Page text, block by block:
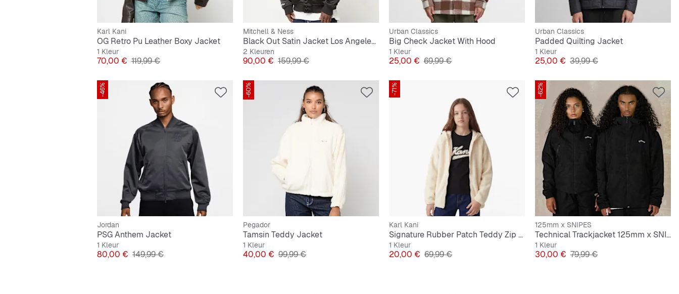
Karl Kani
OG Retro Pu Leather Boxy Jacket
1 Kleur
Prijs
70,00 € Originele Prijs
119,99 €
Mitchell & Ness
Black Out Satin Jacket Los Angeles Lakers
2 Kleuren
Prijs
90,00 € Originele Prijs
159,99 €
Urban Classics
Big Check Jacket With Hood
1 Kleur
Prijs
25,00 € Originele Prijs
69,99 €
Urban Classics
Padded Quilting Jacket
1 Kleur
Prijs
25,00 € Originele Prijs
39,99 €
-46%
Jordan
PSG Anthem Jacket
1 Kleur
Prijs
80,00 € Originele Prijs
149,99 €
-60%
Pegador
Tamsin Teddy Jacket
1 Kleur
Prijs
40,00 € Originele Prijs
99,99 €
-71%
Karl Kani
Signature Rubber Patch Teddy Zip Hoodie
1 Kleur
Prijs
20,00 € Originele Prijs
69,99 €
-62%
125mm x SNIPES
Technical Trackjacket 125mm x SNIPES
1 Kleur
Prijs
30,00 € Originele Prijs
79,99 €